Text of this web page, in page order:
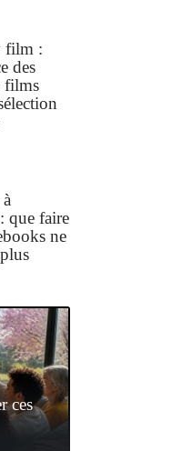
film :
des
films
que faire
ne
ces